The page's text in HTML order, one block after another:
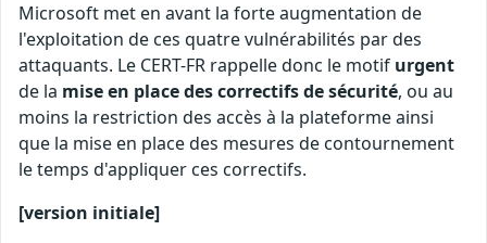
Microsoft met en avant la forte augmentation de
l'exploitation de ces quatre vulnérabilités par des
attaquants. Le CERT-FR rappelle donc le motif urgent
de la mise en place des correctifs de sécurité, ou au
moins la restriction des accès à la plateforme ainsi
que la mise en place des mesures de contournement
le temps d'appliquer ces correctifs.
[version initiale]